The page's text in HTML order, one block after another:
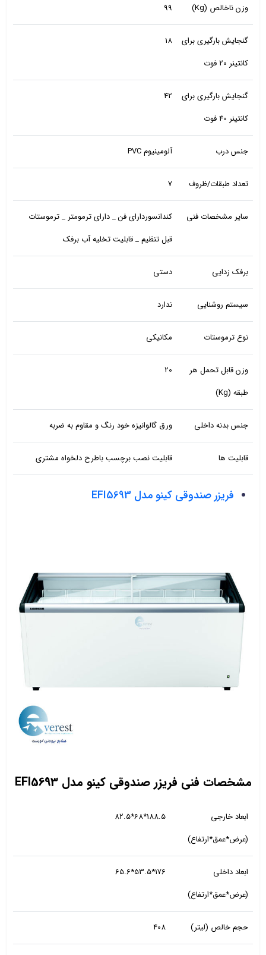
وزن ناخالص (Kg) 99
گنجایش بارگیری برای
کانتینر 20 فوت
18
گنجایش بارگیری برای
کانتینر 40 فوت
42
جنس درب آلومینیوم PVC
تعداد طبقات/ظروف 7
سایر مشخصات فنی
کندانسوردارای فن _ دارای ترمومتر _ ترموستات
قبل تنظیم _ قابلیت تخلیه آب برفک
برفک زدایی دستی
سیستم روشنایی ندارد
نوع ترموستات مکانیکی
وزن قابل تحمل هر
طبقه (Kg)
20
جنس بدنه داخلی ورق گالوانیزه خود رنگ و مقاوم به ضربه
قابلیت ها قابلیت نصب برچسب باطرح دلخواه مشتری
فریزر صندوقی کینو مدل EFI5693
مشخصات فنی فریزر صندوقی کینو مدل EFI5693
ابعاد خارجی
(عرض*عمق*ارتفاع)
188.5*68*82.5
ابعاد داخلی
(عرض*عمق*ارتفاع)
176*53.5*65.6
حجم خالص (لیتر) 408